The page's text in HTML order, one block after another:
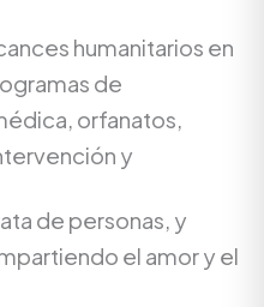
humanitarios en
de
orfanatos,
y
de personas, y
el amor y el